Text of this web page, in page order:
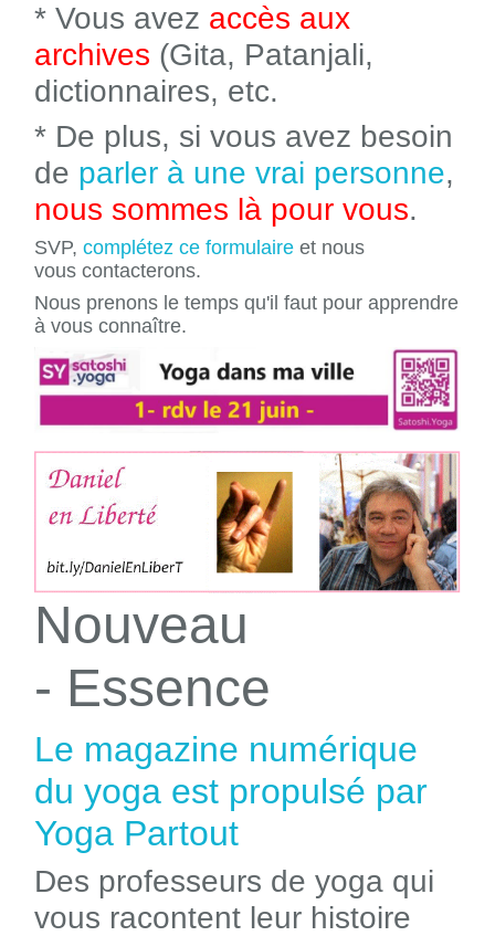
* Vous avez accès aux
archives (Gita, Patanjali,
dictionnaires, etc.
* De plus, si vous avez besoin
de parler à une vrai personne,
nous sommes là pour vous.
SVP, complétez ce formulaire et nous
vous contacterons.
Nous prenons le temps qu'il faut pour apprendre
à vous connaître.
Nouveau
- Essence
Le magazine numérique
du yoga est propulsé par
Yoga Partout
Des professeurs de yoga qui
vous racontent leur histoire